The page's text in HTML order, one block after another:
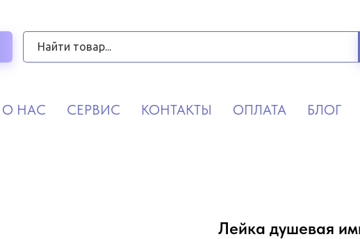
О НАС СЕРВИС КОНТАКТЫ ОПЛАТА БЛОГ
Лейка душевая